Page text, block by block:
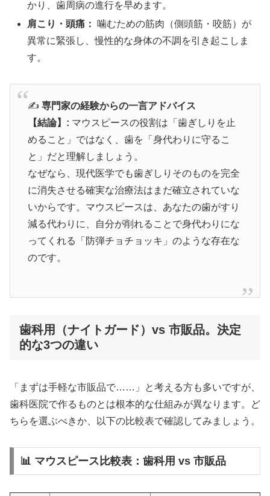
かり、歯周病の進行を早めます。
肩こり・頭痛：
噛むための筋肉（側頭筋・咬筋）が
異常に緊張し、慢性的な身体の不調を引き起こしま
す。
✍️ 専門家の経験からの一言アドバイス
【結論】: マウスピースの役割は「歯ぎしりを止
めること」ではなく、歯を「身代わりに守るこ
と」だと理解しましょう。
なぜなら、現代医学でも歯ぎしりそのものを完全
に消失させる確実な治療法はまだ確立されていな
いからです。マウスピースは、あなたの歯がすり
減る代わりに、自分が削れることで身代わりにな
ってくれる「防弾チョチョッキ」のような存在な
のです。
歯科用（ナイトガード）vs 市販品。決定
的な3つの違い
「まずは手軽な市販品で……」と考える方も多いですが、
歯科医院で作るものとは根本的な仕組みが異なります。ど
ちらを選ぶべきか、以下の比較表で確認してみましょう。
📊 マウスピース比較表：歯科用 vs 市販品